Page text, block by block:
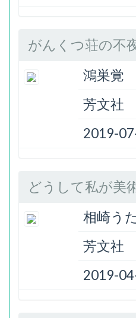
がんくつ荘の不
鴻巣覚
芳文社
2019-
どうして私が美
相崎う
芳文社
2019-